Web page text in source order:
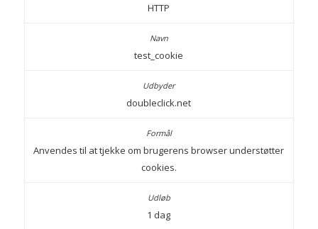
HTTP
test_cookie
doubleclick.net
Anvendes til at tjekke om brugerens browser understøtter
cookies.
1 dag